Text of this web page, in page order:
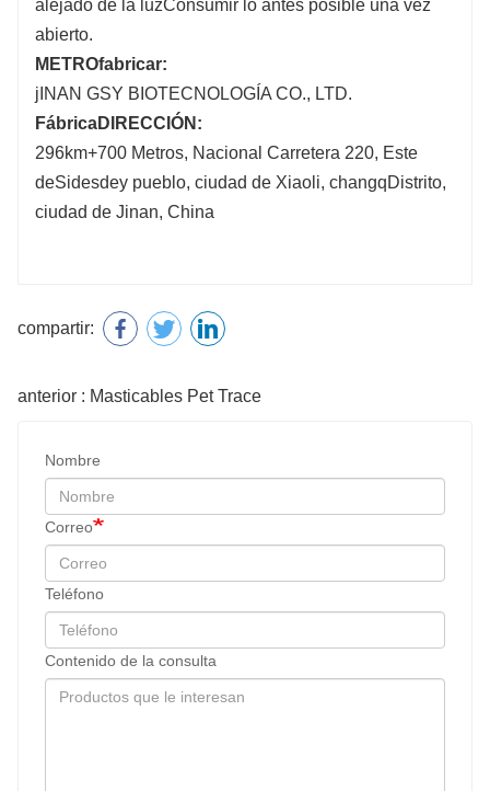
alejado de la luzConsumir lo antes posible una vez
abierto.
METROfabricar:
j NAN GSY BIOTECNOLOGÍA CO., LTD.
FábricaDIRECCIÓN :
296km+700 Metros, Nacional Carretera 220, Este
deSidesdey pueblo, ciudad de Xiaoli, changqDistrito,
ciudad de Jinan, China
compartir:
anterior : Masticables Pet Trace
Nombre
Correo
Teléfono
Contenido de la consulta